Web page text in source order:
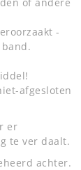
-
afgesloten
er
te ver daalt.
achter.